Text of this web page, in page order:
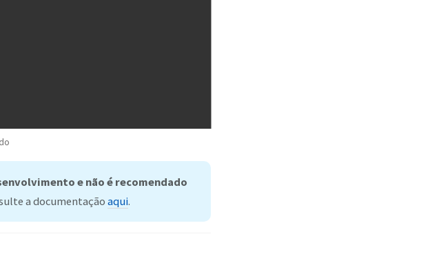
e não é recomendado
a documentaçãoaqui.